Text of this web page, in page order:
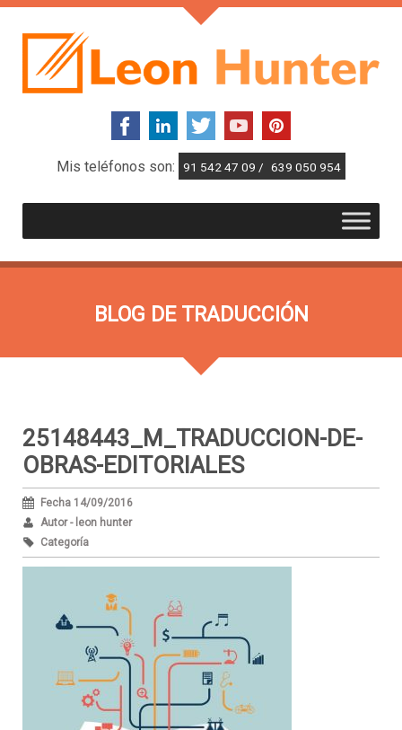
Mis teléfonos son: 91 542 47 09 / 639 050 954
BLOG DE TRADUCCIÓN
25148443_M_TRADUCCION-DE-
OBRAS-EDITORIALES
Fecha 14/09/2016
Autor - leon hunter
Categoría